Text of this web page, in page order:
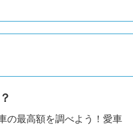
の最高額を調べよう！愛車